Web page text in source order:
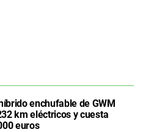
enchufable de GWM
km eléctricos y cuesta
euros